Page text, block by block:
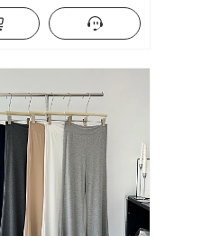
한 캐주얼 부츠컷 와이드 레